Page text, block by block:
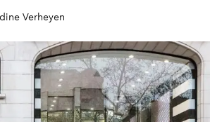
plus profonde du rapport à
d’un phénomène déjà bien
Verheyen